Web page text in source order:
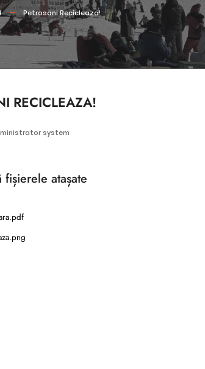
Petrosani Recicleaza!
RECICLEAZA!
system
fișierele atașate